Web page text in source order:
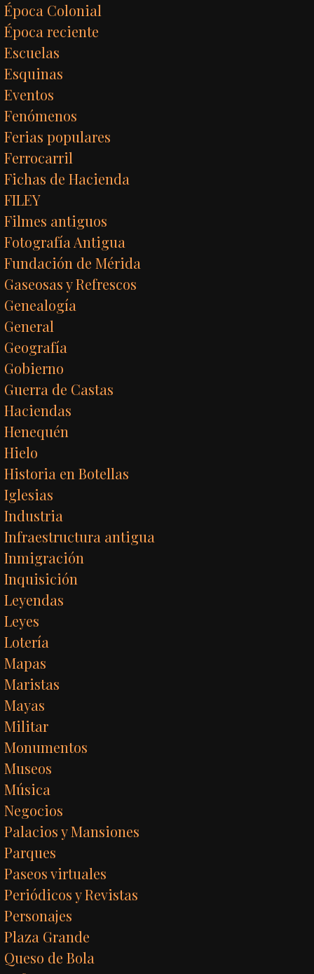
Época Colonial
Época reciente
Escuelas
Esquinas
Eventos
Fenómenos
Ferias populares
Ferrocarril
Fichas de Hacienda
FILEY
Filmes antiguos
Fotografía Antigua
Fundación de Mérida
Gaseosas y Refrescos
Genealogía
General
Geografía
Gobierno
Guerra de Castas
Haciendas
Henequén
Hielo
Historia en Botellas
Iglesias
Industria
Infraestructura antigua
Inmigración
Inquisición
Leyendas
Leyes
Lotería
Mapas
Maristas
Mayas
Militar
Monumentos
Museos
Música
Negocios
Palacios y Mansiones
Parques
Paseos virtuales
Periódicos y Revistas
Personajes
Plaza Grande
Queso de Bola